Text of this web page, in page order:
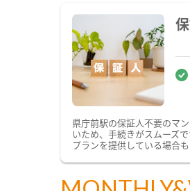
県庁前駅の保証人不要のマ
いため、手続きがスムーズ
プランを提供している場合も